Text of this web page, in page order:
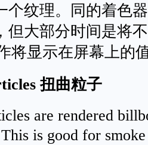
个纹理。同的着色
但大部分时间是将
将显示在屏幕上的
扭曲粒子
are rendered
is good for